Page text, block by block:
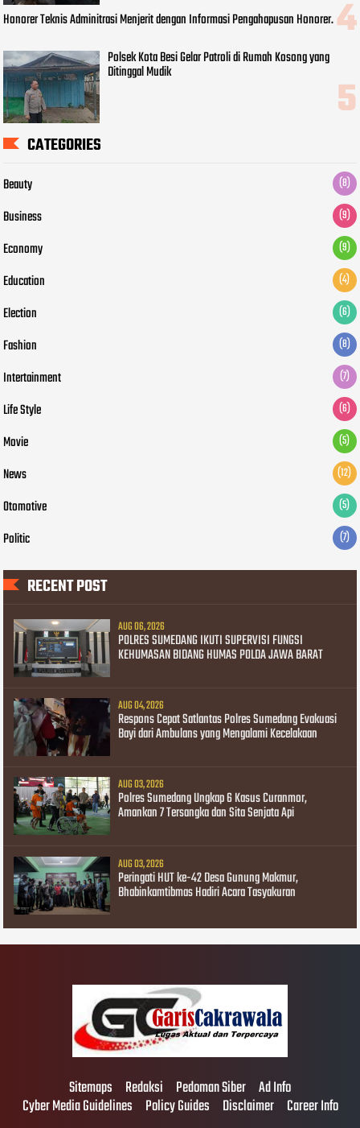
Honorer Teknis Adminitrasi Menjerit dengan Informasi Pengahapusan Honorer.
Polsek Kota Besi Gelar Patroli di Rumah Kosong yang
Ditinggal Mudik
CATEGORIES
Beauty (8)
Business (9)
Economy (9)
Education (4)
Election (6)
Fashion (8)
Intertainment (7)
Life Style (6)
Movie (5)
News (12)
Otomotive (5)
Politic (7)
RECENT POST
AUG 06, 2026
POLRES SUMEDANG IKUTI SUPERVISI FUNGSI
KEHUMASAN BIDANG HUMAS POLDA JAWA BARAT
AUG 04, 2026
Respons Cepat Satlantas Polres Sumedang Evakuasi
Bayi dari Ambulans yang Mengalami Kecelakaan
AUG 03, 2026
Polres Sumedang Ungkap 6 Kasus Curanmor,
Amankan 7 Tersangka dan Sita Senjata Api
AUG 03, 2026
Peringati HUT ke-42 Desa Gunung Makmur,
Bhabinkamtibmas Hadiri Acara Tasyakuran
Sitemaps Redaksi Pedoman Siber Ad Info
Cyber Media Guidelines Policy Guides Disclaimer Career Info